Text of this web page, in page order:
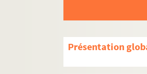
Présentation
EST.FC.3533. M. Victor
EST.FC.3161. Madame
EST.FC.3294. La
EST.FC.3387. La